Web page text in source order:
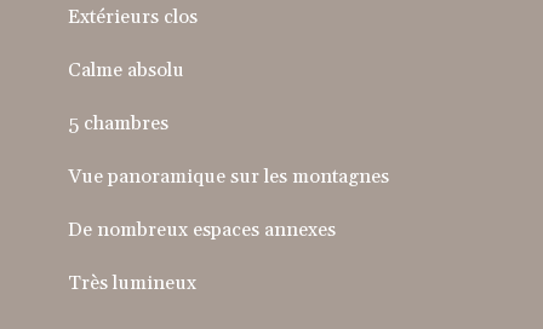
Extérieurs clos
Calme absolu
5 chambres
Vue panoramique sur les montagnes
De nombreux espaces annexes
Très lumineux